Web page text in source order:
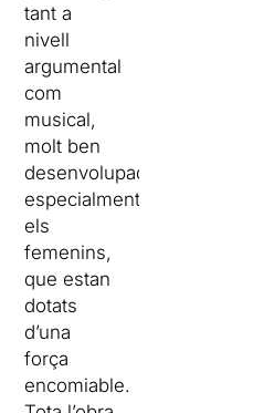
tant a
nivell
argumental
com
musical,
molt ben
desenvolupada,
especialment
els
femenins,
que estan
dotats
d’una
força
encomiable.